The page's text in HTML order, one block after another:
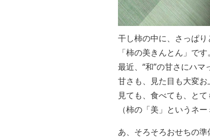
干し柿の中に、さっぱり
「柿の美きんとん」です。
最近、“和”の甘さにハマ
甘さも、見た目も大変お
見ても、食べても、とて
（柿の「美」というネ
あ、そろそろおせちの準